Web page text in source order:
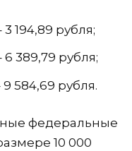
194,89 рубля;
389,79 рубля;
584,69 рубля.
федеральные
10 000